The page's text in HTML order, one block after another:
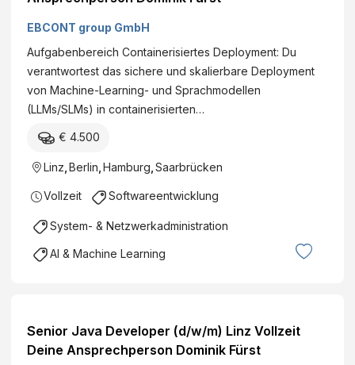
e
K
o
m
u
n
a
D
n
s
e
a
u
s
t
h
n
k
t
i
o
n
,
e
u
o
m
c
h
n
i
k
*
s
:
e
,
T
e
l
o
m
i
o
EBCONT group GmbH
Aufgabenbereich Containerisiertes Deployment: Du
verantwortest das sichere und skalierbare Deployment
von Machine-Learning- und Sprachmodellen
(LLMs/SLMs) in containerisierten…
€ 4.500
Linz Berlin Hamburg Saarbrücken
Vollzeit Softwareentwicklung
System- & Netzwerkadministration
AI & Machine Learning
Senior Java Developer (d/w/m) Linz Vollzeit
Deine Ansprechperson Dominik Fürst